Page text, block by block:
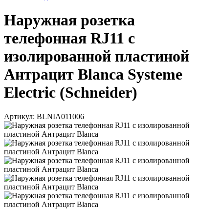
Наружная розетка
телефонная RJ11 с
изолированной пластиной
Антрацит Blanca Systeme
Electric (Schneider)
Артикул: BLNIA011006